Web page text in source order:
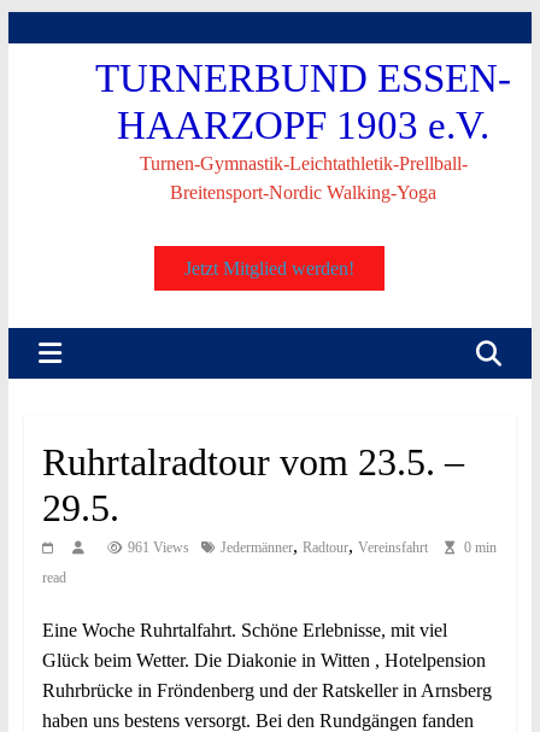
TURNERBUND ESSEN-
HAARZOPF 1903 e.V.
Turnen-Gymnastik-Leichtathletik-Prellball-
Breitensport-Nordic Walking-Yoga
Jetzt Mitglied werden!
Ruhrtalradtour vom 23.5. –
29.5.
961 Views Jedermänner, Radtour, Vereinsfahrt
0 min
read
Eine Woche Ruhrtalfahrt. Schöne Erlebnisse, mit viel
Glück beim Wetter. Die Diakonie in Witten , Hotelpension
Ruhrbrücke in Fröndenberg und der Ratskeller in Arnsberg
haben uns bestens versorgt. Bei den Rundgängen fanden